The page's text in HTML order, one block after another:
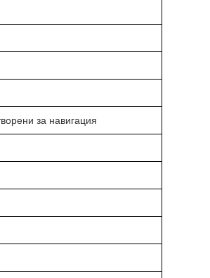
за навигация